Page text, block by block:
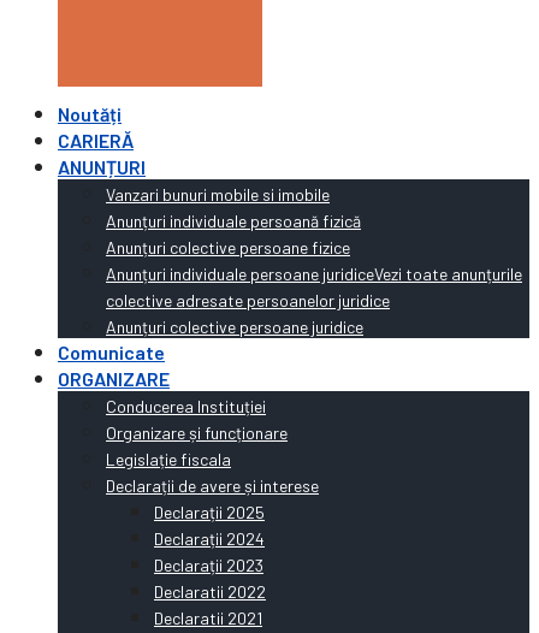
Noutăți
CARIERĂ
ANUNȚURI
Vanzari bunuri mobile si imobile
Anunțuri individuale persoană fizică
Anunțuri colective persoane fizice
Anunțuri individuale persoane juridiceVezi toate anunțurile
colective adresate persoanelor juridice
Anunțuri colective persoane juridice
Comunicate
ORGANIZARE
Conducerea Instituției
Organizare și funcționare
Legislație fiscala
Declarații de avere și interese
Declarații 2025
Declarații 2024
Declarații 2023
Declaratii 2022
Declaratii 2021